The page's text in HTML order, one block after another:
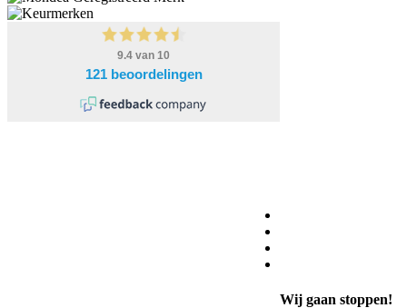
Wij gaan stoppen!